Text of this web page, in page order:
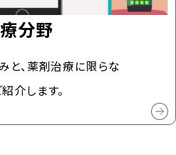
分野
と、薬剤治療に限らな
介します。